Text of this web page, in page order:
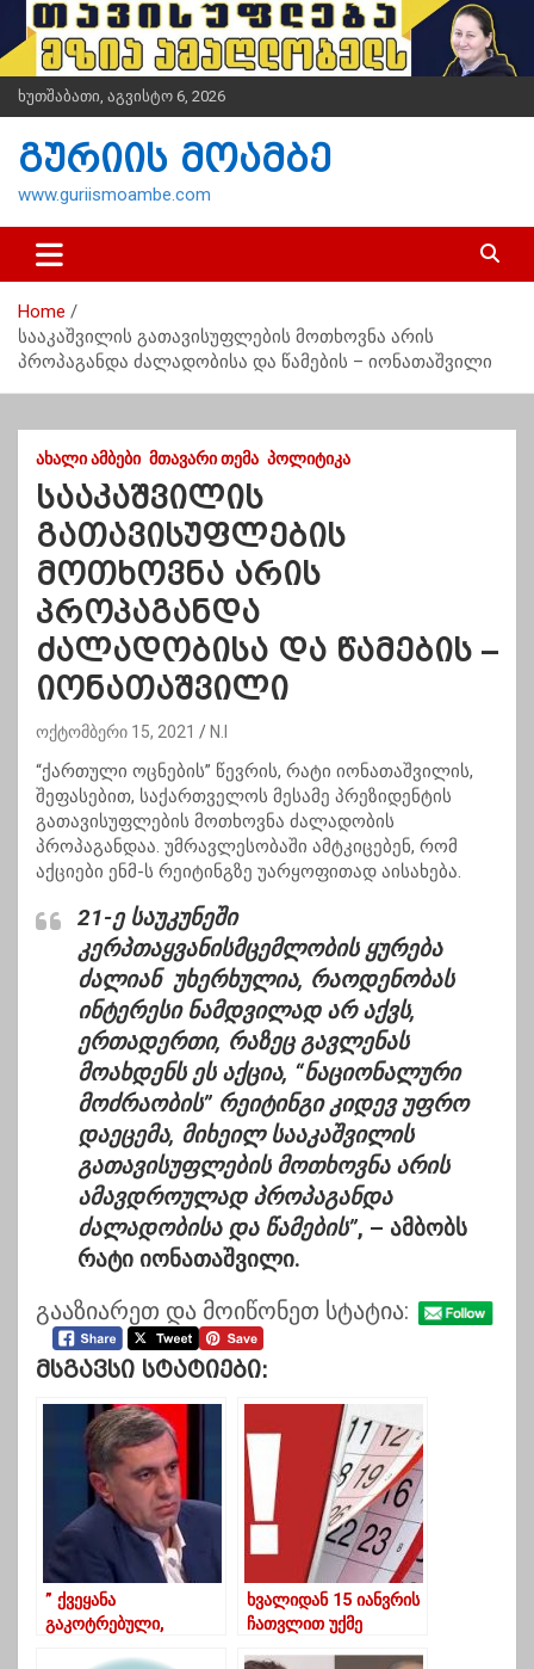
i
t
n
ხუთშაბათი, აგვისტო 6, 2026
გურიის მოამბე
www.guriismoambe.com
Home
სააკაშვილის გათავისუფლების მოთხოვნა არის
პროპაგანდა ძალადობისა და წამების – იონათაშვილი
ᲐᲮᲐᲚᲘ ᲐᲛᲑᲔᲑᲘ ᲛᲗᲐᲕᲐᲠᲘ ᲗᲔᲛᲐ ᲞᲝᲚᲘᲢᲘᲙᲐ
სააკაშვილის
გათავისუფლების
მოთხოვნა არის
პროპაგანდა
ძალადობისა და წამების –
იონათაშვილი
ოქტომბერი 15, 2021 N.I
“ქართული ოცნების” წევრის, რატი იონათაშვილის,
შეფასებით, საქართველოს მესამე პრეზიდენტის
გათავისუფლების მოთხოვნა ძალადობის
პროპაგანდაა. უმრავლესობაში ამტკიცებენ, რომ
აქციები ენმ-ს რეიტინგზე უარყოფითად აისახება.
21-ე საუკუნეში
კერპთაყვანისმცემლობის ყურება
ძალიან უხერხულია, რაოდენობას
ინტერესი ნამდვილად არ აქვს,
ერთადერთი, რაზეც გავლენას
მოახდენს ეს აქცია, “ნაციონალური
მოძრაობის” რეიტინგი კიდევ უფრო
დაეცემა, მიხეილ სააკაშვილის
გათავისუფლების მოთხოვნა არის
ამავდროულად პროპაგანდა
ძალადობისა და წამების”, – ამბობს
რატი იონათაშვილი.
გააზიარეთ და მოიწონეთ სტატია:
Მსგავსი Სტატიები:
” ქვეყანა
გაკოტრებული,
ხვალიდან 15 იანვრის
ჩათვლით უქმე